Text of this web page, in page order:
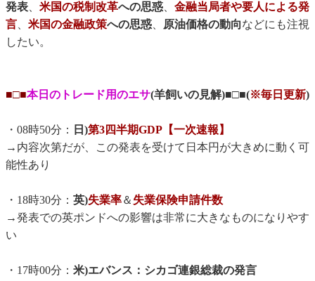
発表、 米国の税制改革への思惑、 金融当局者や要人による発
言、 米国の金融政策への思惑、 原油価格の動向などにも注視
したい。
■□■本日のトレード用のエサ(羊飼いの見解)■□■(※毎日更新)
・08時50分： 日)第3四半期GDP【一次速報】
→内容次第だが、この発表を受けて日本円が大きめに動く可
能性あり
・18時30分： 英)失業率＆ 失業保険申請件数
→発表での英ポンドへの影響は非常に大きなものになりやす
い
・17時00分： 米)エバンス：シカゴ連銀総裁の発言